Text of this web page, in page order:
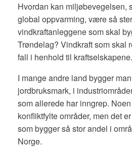
Hvordan kan miljøbevegelsen,
global oppvarming, være så
vindkraftanleggene som skal
Trøndelag? Vindkraft som skal
fall i henhold til kraftselskapene.
I mange andre land bygger
jordbruksmark, i
som allerede har inngrep.
konfliktfylte områder, men det
som bygger så stor andel i
Norge.